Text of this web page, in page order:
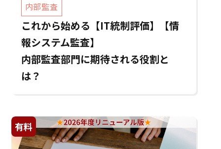
内部監査
これから始める【IT統制評価】【情
報システム監査】
内部監査部門に期待される役割と
は？
有料